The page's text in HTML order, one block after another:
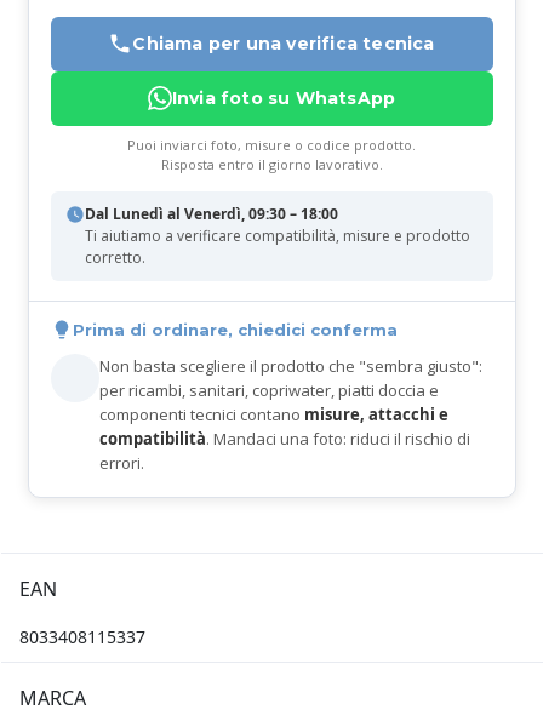
Chiama per una verifica tecnica
Invia foto su WhatsApp
Puoi inviarci foto, misure o codice prodotto.
Risposta entro il giorno lavorativo.
Dal Lunedì al Venerdì, 09:30 – 18:00
Ti aiutiamo a verificare compatibilità, misure e prodotto
corretto.
Prima di ordinare, chiedici conferma
Non basta scegliere il prodotto che "sembra giusto":
per ricambi, sanitari, copriwater, piatti doccia e
componenti tecnici contano misure, attacchi e
compatibilità. Mandaci una foto: riduci il rischio di
errori.
EAN
8033408115337
MARCA